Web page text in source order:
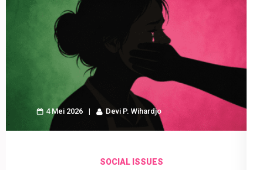
4 Mei 2026 Devi P. Wihardjo
SOCIAL ISSUES